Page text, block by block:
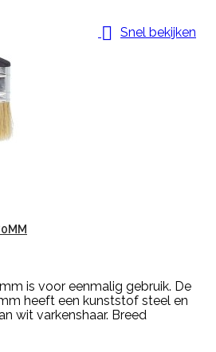
 Snel bekijken
is voor eenmalig gebruik. De
heeft een kunststof steel en
wit varkenshaar. Breed